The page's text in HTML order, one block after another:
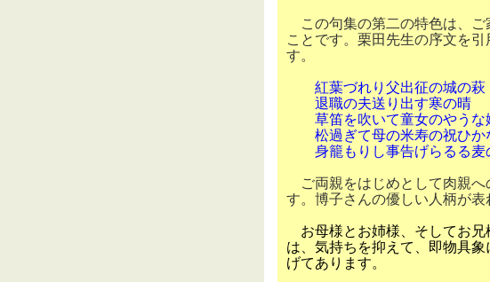
この句集の第二の特色は、ご
ことです。栗田先生の序文を引
す。
紅葉づれり父出征の
退職の夫送り出す
草笛を吹いて童女のや
松過ぎて母の米寿の祝
身籠もりし事告げらる
ご両親をはじめとして肉親へ
す。博子さんの優しい人柄が表
お母様とお姉様、そしてお兄
は、気持ちを抑えて、即物具
げてあります。